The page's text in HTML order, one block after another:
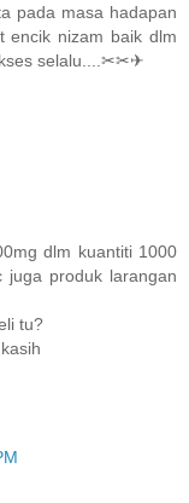
pada masa hadapan
encik nizam baik dlm
selalu....✂✂✈
dlm kuantiti 1000
produk larangan
tu?